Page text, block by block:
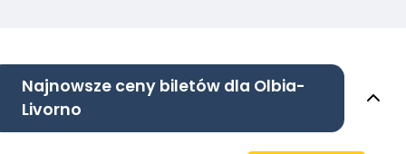
Najnowsze ceny biletów dla Olbia-
Livorno